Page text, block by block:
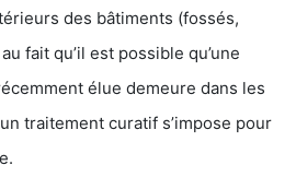
des bâtiments (fossés,
fait qu’il est possible qu’une
élue demeure dans les
traitement curatif s’impose pour